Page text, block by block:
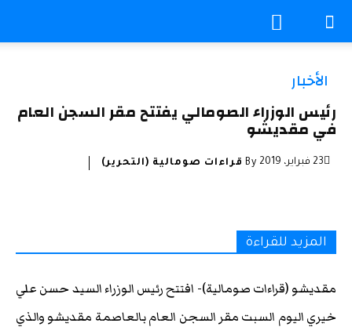
الأخبار
رئيس الوزراء الصومالي يفتتح مقر السجن العام
في مقديشو
23 فبراير، 2019 By قراءات صومالية (التحرير)
المزيد للقراءة
مقديشو (قراءات صومالية)- افتتح رئيس الوزراء السيد حسن علي
خيري اليوم السبت مقر السجن العام بالعاصمة مقديشو والذي